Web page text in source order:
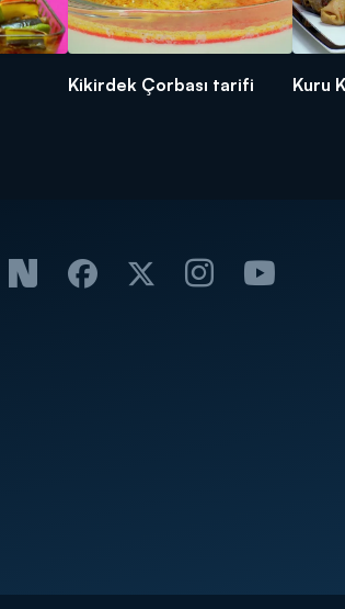
Kikirdek Çorbası tarifi Kuru